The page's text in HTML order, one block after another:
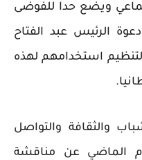
ويضع حدا للفوضى
الرئيس عبد الفتاح
استخدامهم لهذه
والثقافة والتواصل
الماضي عن مناقشة